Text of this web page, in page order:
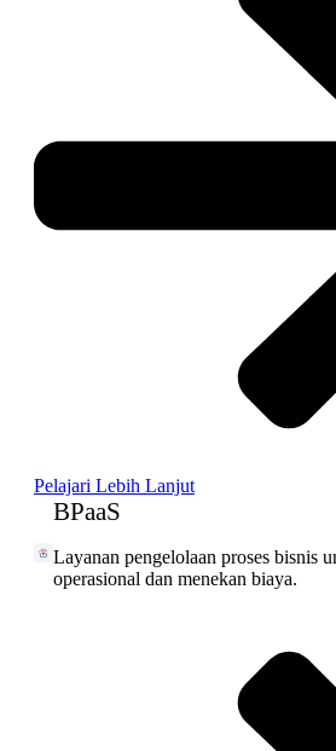
Pelajari Lebih Lanjut
BPaaS
Layanan pengelolaan proses bisnis
operasional dan menekan biaya.